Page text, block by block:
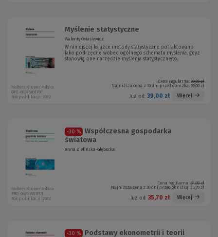
Myślenie statystyczne
Walenty Ostasiewicz
W niniejszej książce metody statystyczne potraktowano
jako podrzędne wobec ogólnego schematu myślenia, gdyż
stanowią one narzędzie myślenia statystycznego.
Cena regularna: 39,00 zł
Najniższa cena z 30 dni przed obniżką: 39,00 zł
Już od: 39,00 zł Więcej
Wolters Kluwer Polska
OFE-0637 W01P01
Rok publikacji: 2012
-30 %
Współczesna gospodarka
światowa
Anna Zielińska-Głębocka
Cena regularna: 51,00 zł
Najniższa cena z 30 dni przed obniżką: 35,70 zł
Już od: 35,70 zł Więcej
Wolters Kluwer Polska
EBO-0685 W01P01
Rok publikacji: 2012
-30 % Podstawy ekonometrii i teorii